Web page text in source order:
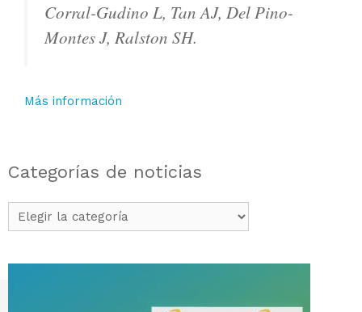
Corral-Gudino L, Tan AJ, Del Pino-
Montes J, Ralston SH.
Más información
Categorías de noticias
Categorías
de